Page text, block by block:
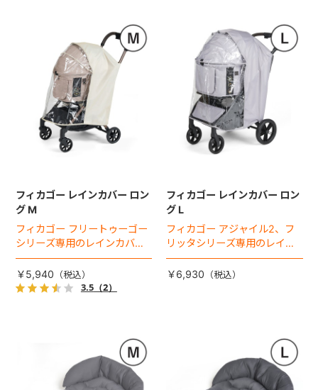
フィカゴー レインカバー ロン
グ M
フィカゴー フリートゥーゴー
シリーズ専用のレインカバ
ー。雨の日のお出かけも安
心。
￥5,940
3.5（2）
フィカゴー レインカバー ロン
グ L
フィカゴー アジャイル2、フ
リッタシリーズ専用のレイン
カバー。雨の日のお出かけも
安心。
￥6,930